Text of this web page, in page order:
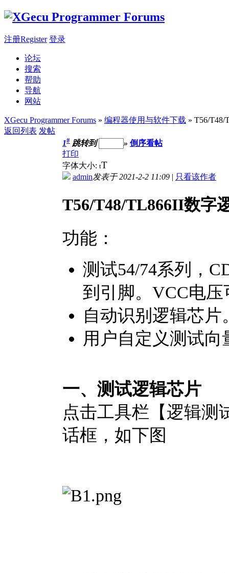
注册Register 登录
论坛
搜索
帮助
导航
网站
XGecu Programmer Forums » 编程器使用与软件下载 » T56/
返回列表 发帖
1# 跳转到 » 倒序看帖
打印
字体大小: tT
admin发表于 2021-2-2 11:09 | 只看该作者
T56/T48/TL866II数字
功能：
测试54/74系列，
到引脚。VCC电压
自动识别逻辑芯片
用户自定义测试向
一、测试逻辑芯片
点击工具栏【逻辑测
话框，如下图